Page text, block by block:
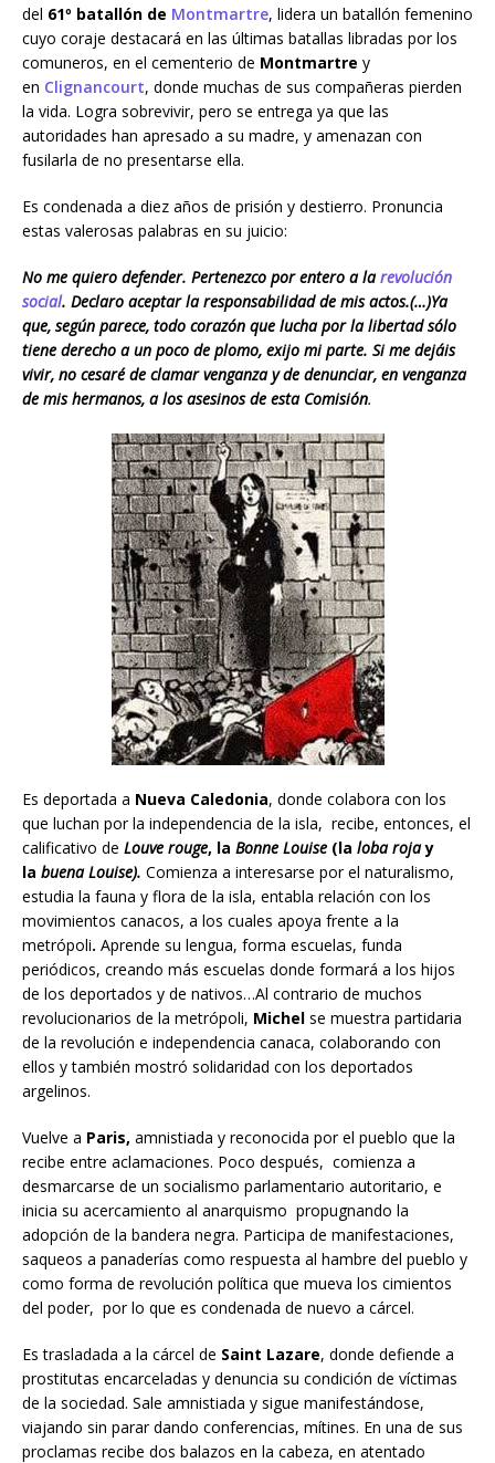
del 61º batallón de Montmartre, lidera un batallón femenino
cuyo coraje destacará en las últimas batallas libradas por los
comuneros, en el cementerio de Montmartre y
en Clignancourt, donde muchas de sus compañeras pierden
la vida. Logra sobrevivir, pero se entrega ya que las
autoridades han apresado a su madre, y amenazan con
fusilarla de no presentarse ella.
Es condenada a diez años de prisión y destierro. Pronuncia
estas valerosas palabras en su juicio:
No me quiero defender. Pertenezco por entero a larevolución
social. Declaro aceptar la responsabilidad de mis actos.(…)Ya
que, según parece, todo corazón que lucha por la libertad sólo
tiene derecho a un poco de plomo, exijo mi parte. Si me dejáis
vivir, no cesaré de clamar venganza y de denunciar, en venganza
de mis hermanos, a los asesinos de esta Comisión.
Es deportada a Nueva Caledonia, donde colabora con los
que luchan por la independencia de la isla, recibe, entonces, el
calificativo de Louve rouge, la Bonne Louise (la loba rojay
la buena Louise). Comienza a interesarse por el naturalismo,
estudia la fauna y flora de la isla, entabla relación con los
movimientos canacos, a los cuales apoya frente a la
metrópoli. Aprende su lengua, forma escuelas, funda
periódicos, creando más escuelas donde formará a los hijos
de los deportados y de nativos…Al contrario de muchos
revolucionarios de la metrópoli, Michel se muestra partidaria
de la revolución e independencia canaca, colaborando con
ellos y también mostró solidaridad con los deportados
argelinos.
Vuelve a Paris, amnistiada y reconocida por el pueblo que la
recibe entre aclamaciones. Poco después, comienza a
desmarcarse de un socialismo parlamentario autoritario, e
inicia su acercamiento al anarquismo propugnando la
adopción de la bandera negra. Participa de manifestaciones,
saqueos a panaderías como respuesta al hambre del pueblo y
como forma de revolución política que mueva los cimientos
del poder, por lo que es condenada de nuevo a cárcel.
Es trasladada a la cárcel de Saint Lazare, donde defiende a
prostitutas encarceladas y denuncia su condición de víctimas
de la sociedad. Sale amnistiada y sigue manifestándose,
viajando sin parar dando conferencias, mítines. En una de sus
proclamas recibe dos balazos en la cabeza, en atentado